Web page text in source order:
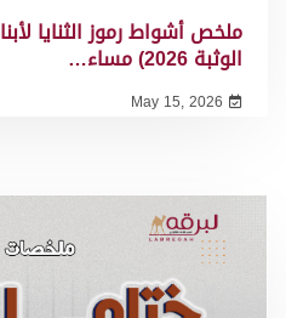
ملخص أشواط رموز الثنايا
الوثبة 2026) مساء…
May 15, 2026